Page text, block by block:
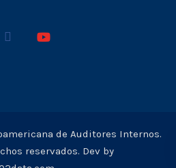
de Auditores Internos.
reservados. Dev by